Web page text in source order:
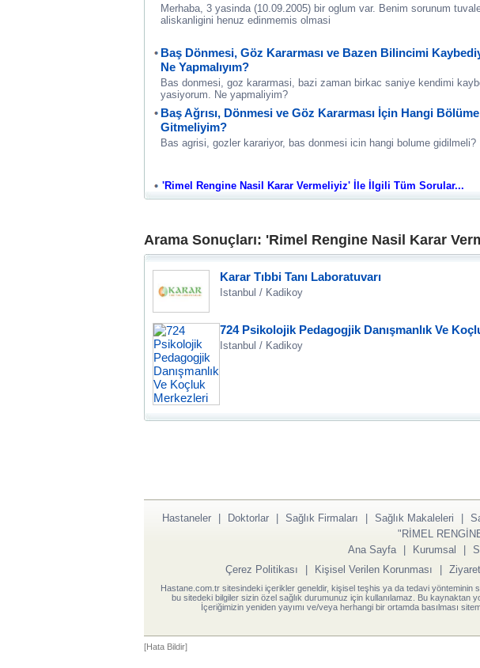
Merhaba, 3 yasinda (10.09.2005) bir oglum var. Benim sorunum
aliskanligini henuz edinmemis olmasi
Baş Dönmesi, Göz Kararması ve Bazen Bilincimi
Ne Yapmalıyım?
Bas donmesi, goz kararmasi, bazi zaman birkac saniye kendimi
yasiyorum. Ne yapmaliyim?
Baş Ağrısı, Dönmesi ve Göz Kararması İçin Hangi Bölüme
Gitmeliyim?
Bas agrisi, gozler karariyor, bas donmesi icin hangi bolume gidilmeli?
'Rimel Rengine Nasil Karar Vermeliyiz' İle İlgili Tüm Sorular...
Arama Sonuçları: 'Rimel Rengine Nasil Karar
Karar Tıbbi Tanı Laboratuvarı
Istanbul / Kadikoy
724 Psikolojik Pedagogjik Danışmanlık Ve
Istanbul / Kadikoy
Hastaneler | Doktorlar | Sağlık Firmaları | Sağlık Makaleleri |
"RİMEL
Ana Sayfa
| Kurumsal |
Çerez Politikası
| Kişisel Verilen Korunması |
Hastane.com.tr sitesindeki içerikler geneldir, kişisel teşhis ya da tedavi yönteminin
bu sitedeki bilgiler sizin özel sağlık durumunuz için kullanılamaz. Bu kaynaktan
İçeriğimizin yeniden yayımı ve/veya herhangi bir ortamda basılması
[Hata Bildir]